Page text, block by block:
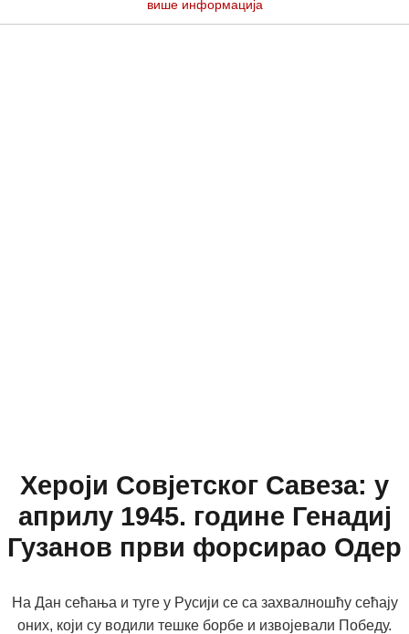
више информација
Хероји Совјетског Савеза: у
априлу 1945. године Генадиј
Гузанов први форсирао Одер
На Дан сећања и туге у Русији се са захвалношћу сећају
оних, који су водили тешке борбе и извојевали Победу.